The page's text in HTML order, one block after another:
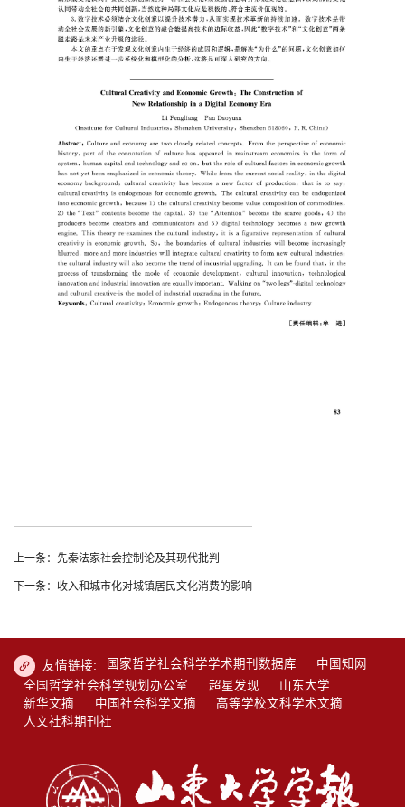
上一条：先秦法家社会控制论及其现代批判
下一条：收入和城市化对城镇居民文化消费的影响
友情链接: 国家哲学社会科学学术期刊数据库
中国知网
全国哲学社会科学规划办公室
超星发现
山东大学
新华文摘
中国社会科学文摘
高等学校文科学术文摘
人文社科期刊社